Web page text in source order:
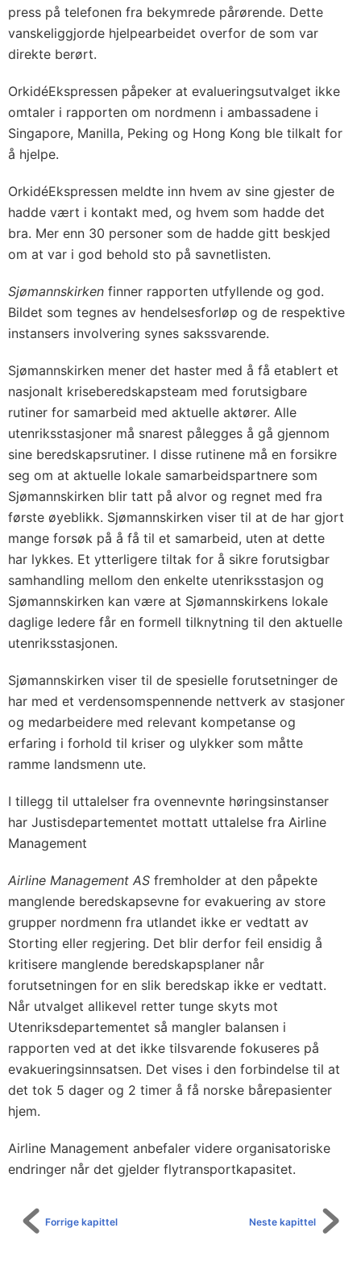
press på telefonen fra bekymrede pårørende. Dette
vanskeliggjorde hjelpearbeidet overfor de som var
direkte berørt.
OrkidéEkspressen påpeker at evalueringsutvalget ikke
omtaler i rapporten om nordmenn i ambassadene i
Singapore, Manilla, Peking og Hong Kong ble tilkalt for
å hjelpe.
OrkidéEkspressen meldte inn hvem av sine gjester de
hadde vært i kontakt med, og hvem som hadde det
bra. Mer enn 30 personer som de hadde gitt beskjed
om at var i god behold sto på savnetlisten.
Sjømannskirken finner rapporten utfyllende og god.
Bildet som tegnes av hendelsesforløp og de respektive
instansers involvering synes sakssvarende.
Sjømannskirken mener det haster med å få etablert et
nasjonalt kriseberedskapsteam med forutsigbare
rutiner for samarbeid med aktuelle aktører. Alle
utenriksstasjoner må snarest pålegges å gå gjennom
sine beredskapsrutiner. I disse rutinene må en forsikre
seg om at aktuelle lokale samarbeidspartnere som
Sjømannskirken blir tatt på alvor og regnet med fra
første øyeblikk. Sjømannskirken viser til at de har gjort
mange forsøk på å få til et samarbeid, uten at dette
har lykkes. Et ytterligere tiltak for å sikre forutsigbar
samhandling mellom den enkelte utenriksstasjon og
Sjømannskirken kan være at Sjømannskirkens lokale
daglige ledere får en formell tilknytning til den aktuelle
utenriksstasjonen.
Sjømannskirken viser til de spesielle forutsetninger de
har med et verdensomspennende nettverk av stasjoner
og medarbeidere med relevant kompetanse og
erfaring i forhold til kriser og ulykker som måtte
ramme landsmenn ute.
I tillegg til uttalelser fra ovennevnte høringsinstanser
har Justisdepartementet mottatt uttalelse fra Airline
Management
Airline Management AS fremholder at den påpekte
manglende beredskapsevne for evakuering av store
grupper nordmenn fra utlandet ikke er vedtatt av
Storting eller regjering. Det blir derfor feil ensidig å
kritisere manglende beredskapsplaner når
forutsetningen for en slik beredskap ikke er vedtatt.
Når utvalget allikevel retter tunge skyts mot
Utenriksdepartementet så mangler balansen i
rapporten ved at det ikke tilsvarende fokuseres på
evakueringsinnsatsen. Det vises i den forbindelse til at
det tok 5 dager og 2 timer å få norske bårepasienter
hjem.
Airline Management anbefaler videre organisatoriske
endringer når det gjelder flytransportkapasitet.
Neste kapittel
Forrige kapittel